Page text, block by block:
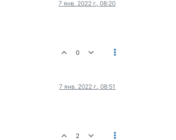
7 янв. 2022 г., 08:20
0
7 янв. 2022 г., 08:51
2